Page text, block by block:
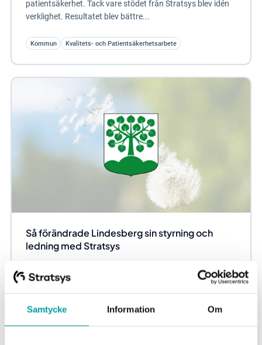
Samtycke Information Om
patientsäkerhet. Tack vare stödet från Stratsys blev idén
verklighet. Resultatet blev bättre...
Kommun Kvalitets- och Patientsäkerhetsarbete
Så förändrade Lindesberg sin styrning och
ledning med Stratsys
och Björn Österby, utvecklingsstrateg, i Lindesberg hur